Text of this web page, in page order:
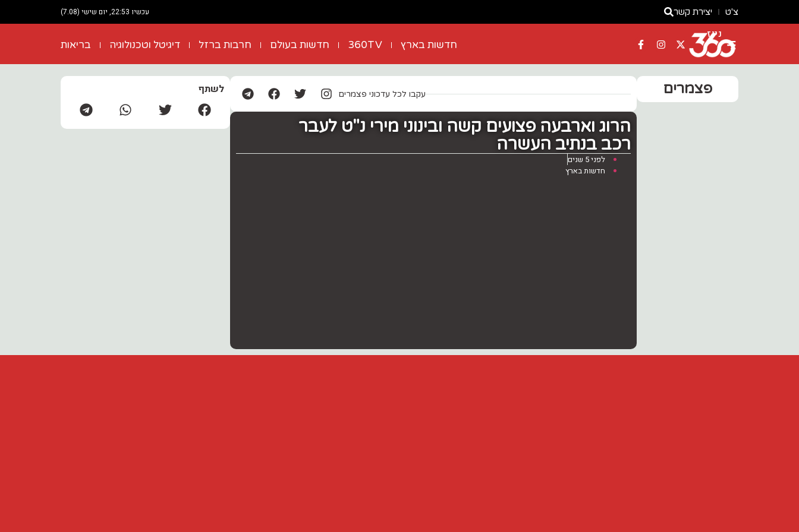
צ'ט יצירת קשר עכשיו 22:53, יום שישי (7.08)
ניוז
חדשות בארץ 360TV חדשות בעולם חרבות ברזל דיגיטל וטכנולוגיה בריאות
פצמרים עקבו לכל עדכוני פצמרים
הרוג וארבעה פצועים קשה ובינוני מירי נ"ט לעבר
רכב בנתיב העשרה
לפני 5 שנים
חדשות בארץ
לשתף